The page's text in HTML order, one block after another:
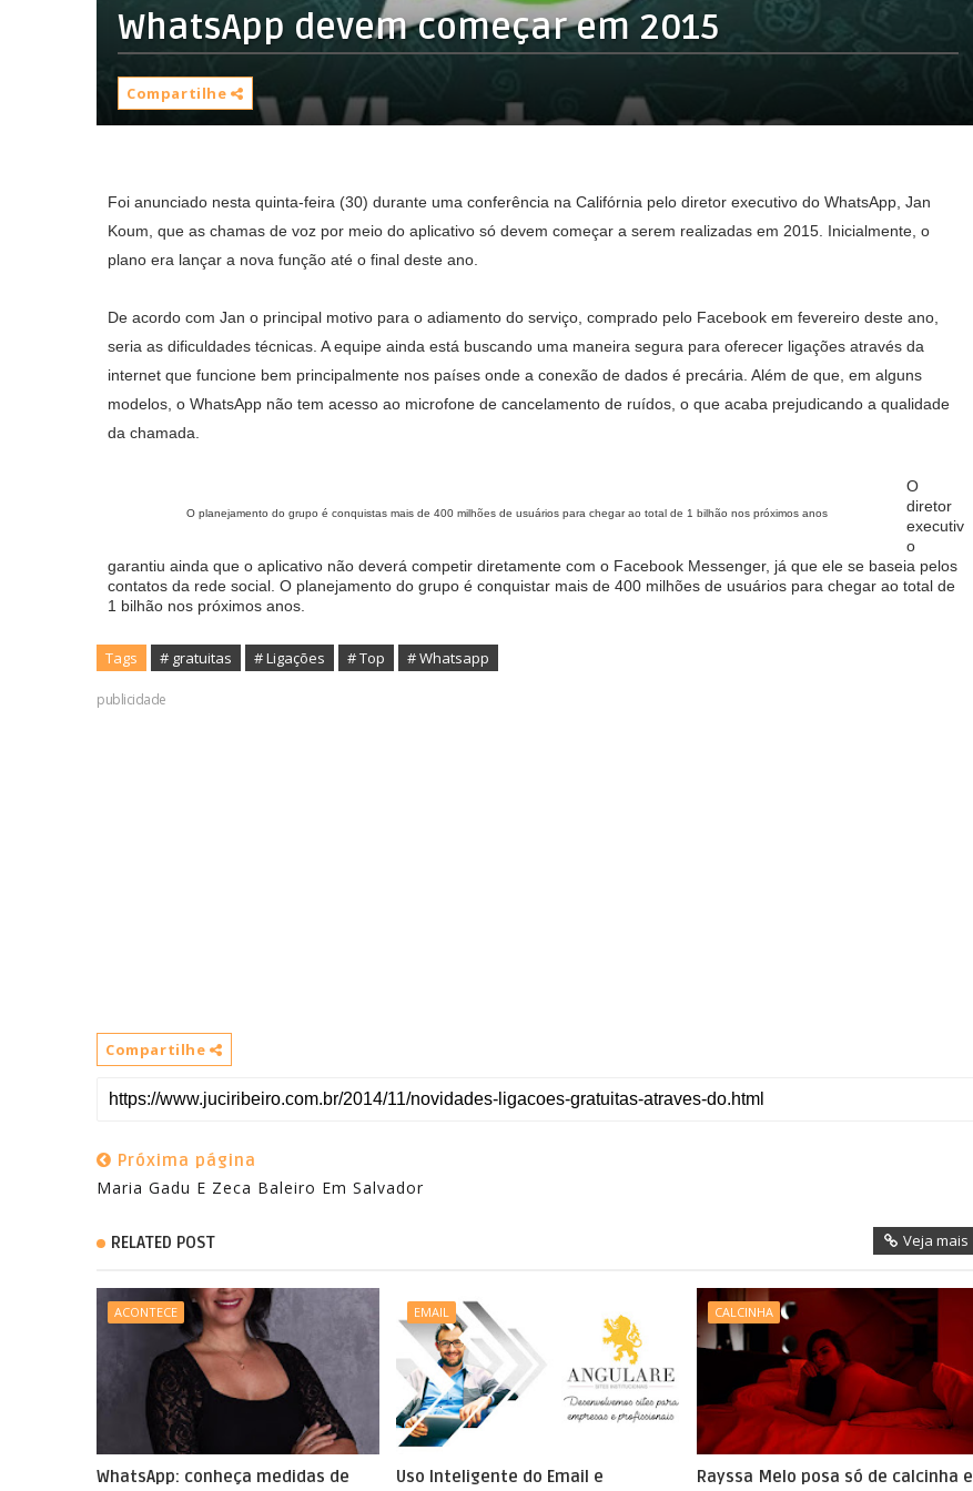
WhatsApp devem começar em 2015
Compartilhe
Foi anunciado nesta quinta-feira (30) durante uma conferência na Califórnia pelo diretor executivo do WhatsApp, Jan
Koum, que as chamas de voz por meio do aplicativo só devem começar a serem realizadas em 2015. Inicialmente, o
plano era lançar a nova função até o final deste ano.
De acordo com Jan o principal motivo para o adiamento do serviço, comprado pelo Facebook em fevereiro deste ano,
seria as dificuldades técnicas. A equipe ainda está buscando uma maneira segura para oferecer ligações através da
internet que funcione bem principalmente nos países onde a conexão de dados é precária. Além de que, em alguns
modelos, o WhatsApp não tem acesso ao microfone de cancelamento de ruídos, o que acaba prejudicando a qualidade
da chamada.
O planejamento do grupo é conquistas mais de 400 milhões de usuários para chegar ao total de 1 bilhão nos próximos anos
O
diretor
executiv
o
garantiu ainda que o aplicativo não deverá competir diretamente com o Facebook Messenger, já que ele se baseia pelos
contatos da rede social. O planejamento do grupo é conquistar mais de 400 milhões de usuários para chegar ao total de
1 bilhão nos próximos anos.
Tags # gratuitas # Ligações # Top # Whatsapp
publicidade
Compartilhe
Próxima página
Maria Gadu E Zeca Baleiro Em Salvador
RELATED POST Veja mais
ACONTECE
WhatsApp: conheça medidas de
EMAIL
Uso Inteligente do Email e
CALCINHA
Rayssa Melo posa só de calcinha e